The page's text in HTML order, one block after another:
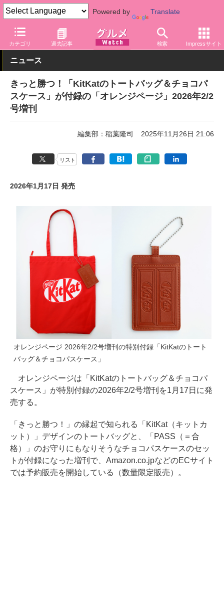
Powered by Translate
カテゴリ 過去記事 検索 Impressサイト
グルメ Watch 関連商品 グッズ バッグ・ポーチ
ニュース
きっと勝つ！「KitKatのトートバッグ＆チョコパ
スケース」が付録の「オレンジページ」2026年2/2
号増刊
編集部：稲葉隆司 2025年11月26日 21:06
リスト
2026年1月17日 発売
オレンジページ 2026年2/2号増刊の特別付録「KitKatのトート
バッグ＆チョコパスケース」
オレンジページは「KitKatのトートバッグ＆チョコパ
スケース」が特別付録の2026年2/2号増刊を1月17日に発
売する。
「きっと勝つ！」の縁起で知られる「KitKat（キットカ
ット）」デザインのトートバッグと、「PASS（＝合
格）」のお守りにもなりそうなチョコパスケースのセッ
トが付録になった増刊で、Amazon.co.jpなどのECサイト
では予約販売を開始している（数量限定販売）。